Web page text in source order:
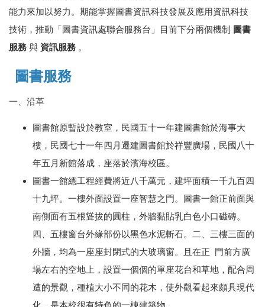
能力來加以努力。期能掌握圖書資訊科技發展及應用資訊科技
技術，推動「圖書資訊處聯合服務台」目前下分兩個機制
圖書
服務 與 資訊服務 。
圖書服務
一、沿革
圖書館原暫設於教室，民國五十一年建圖書館於海事大
樓，民國七十一年四月遷建圖書館於祥豐廣場，民國八十
年五月新館落成，座落於濱海校區。
圖書一館總工程經費將近八千萬元，建坪面積一千九百四
十九坪。一樓外面設置一座智慧之門。圖書一館正前面與
南側面有五根聳拔的圓柱，外牆黏貼乳白色小口磁磚。
四、五樓窗台外緣部份以黑色水泥斬石。二、三樓三面的
外牆，均為一座座封閉式的大玻璃窗。且在正 門前方廣
場左右的空地上，設置一個個的單座花台和草地，配合周
遭的景觀，種植大小不同的花木，使外觀看起來頗具現代